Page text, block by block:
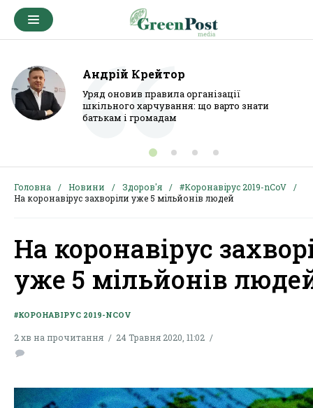
Андрій Крейтор
Уряд оновив правила організації
шкільного харчування: що варто знати
батькам і громадам
Головна Новини Здоров'я
#Коронавірус 2019-nCoV
На коронавірус захворіли уже 5 мільйонів людей
На коронавірус
уже 5 мільйонів
#КОРОНАВІРУС 2019-NCOV
2 хв на прочитання 24 Травня 2020, 11:02